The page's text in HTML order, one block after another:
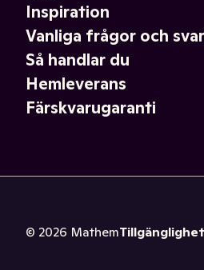
Inspiration
Vanliga frågor och svar
Så handlar du
Hemleverans
Färskvarugaranti
© 2026 Mathem